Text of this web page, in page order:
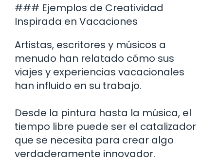
### Ejemplos de Creatividad
Inspirada en Vacaciones
Artistas, escritores y músicos a
menudo han relatado cómo sus
viajes y experiencias vacacionales
han influido en su trabajo.
Desde la pintura hasta la música, el
tiempo libre puede ser el catalizador
que se necesita para crear algo
verdaderamente innovador.